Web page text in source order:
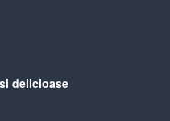
delicioase